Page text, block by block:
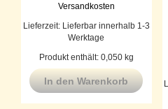
Versandkosten
Lieferzeit: Lieferbar innerhalb 1-3
Werktage
Produkt enthält: 0,050 kg
In den Warenkorb